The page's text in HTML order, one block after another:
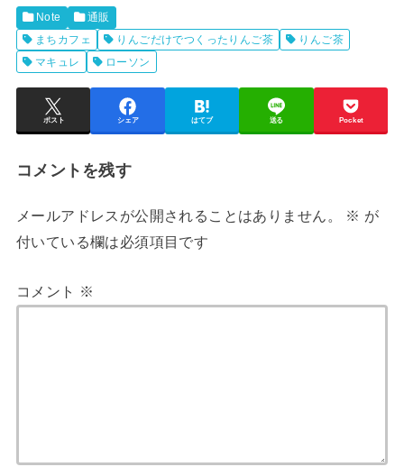
Note
通販
まちカフェ
りんごだけでつくったりんご茶
りんご茶
マキュレ
ローソン
ポスト シェア はてブ 送る Pocket
コメントを残す
メールアドレスが公開されることはありません。 ※ が
付いている欄は必須項目です
コメント ※